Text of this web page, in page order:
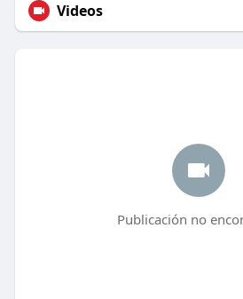
Videos
Publicación no